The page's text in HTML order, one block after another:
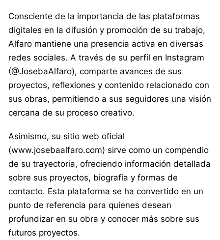
Consciente de la importancia de las plataformas
digitales en la difusión y promoción de su trabajo,
Alfaro mantiene una presencia activa en diversas
redes sociales. A través de su perfil en Instagram
(@JosebaAlfaro), comparte avances de sus
proyectos, reflexiones y contenido relacionado con
sus obras, permitiendo a sus seguidores una visión
cercana de su proceso creativo.
Asimismo, su sitio web oficial
(www.josebaalfaro.com) sirve como un compendio
de su trayectoria, ofreciendo información detallada
sobre sus proyectos, biografía y formas de
contacto. Esta plataforma se ha convertido en un
punto de referencia para quienes desean
profundizar en su obra y conocer más sobre sus
futuros proyectos.